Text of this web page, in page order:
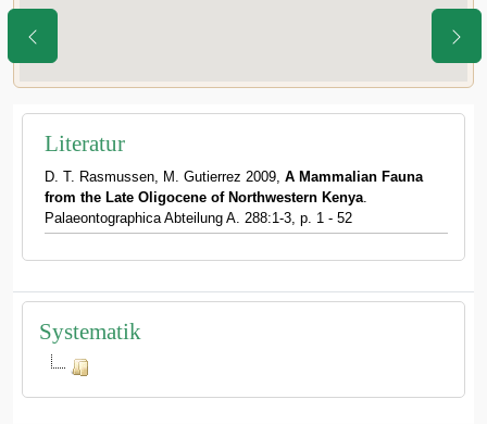
Literatur
D. T. Rasmussen, M. Gutierrez 2009, A Mammalian Fauna
from the Late Oligocene of Northwestern Kenya.
Palaeontographica Abteilung A. 288:1-3, p. 1 - 52
Systematik